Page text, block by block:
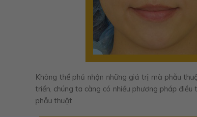
Không thể phủ nhận những giá trị mà phẫu
triển, chúng ta càng có nhiều phương pháp
phẫu thuật